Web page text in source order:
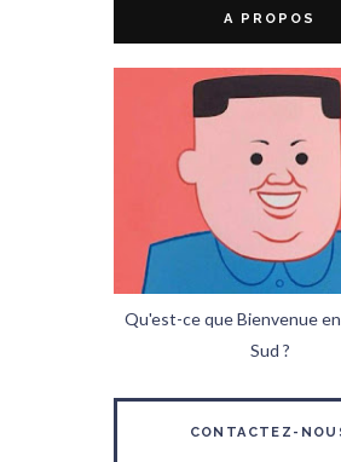
A PROPOS
Qu'est-ce que Bienvenue
Sud ?
CONTACTEZ-